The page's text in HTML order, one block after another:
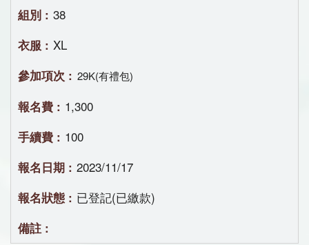
38
XL
29K(有禮包)
1,300
100
2023/11/17
已登記(已繳款)